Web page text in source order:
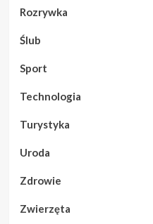
Rozrywka
Ślub
Sport
Technologia
Turystyka
Uroda
Zdrowie
Zwierzęta